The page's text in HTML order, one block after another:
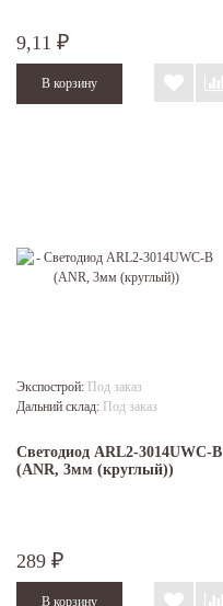
9,11 ₽
Экспострой: Под заказ
Дальний склад: Под заказ
Светодиод ARL2-3014UWC-B
(ANR, 3мм (круглый))
289 ₽